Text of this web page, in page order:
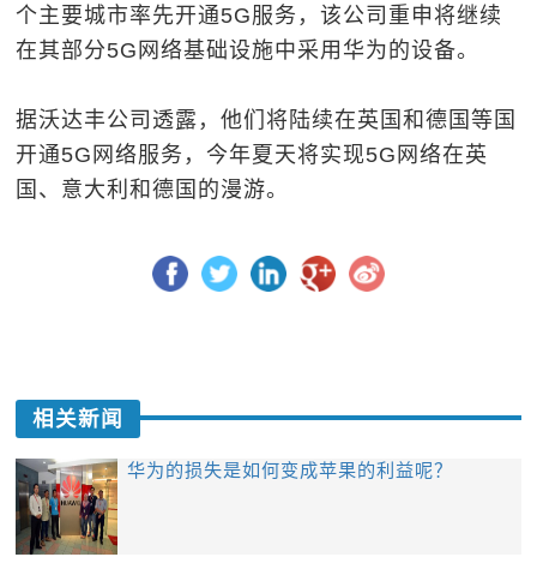
个主要城市率先开通5G服务，该公司重申将继续
在其部分5G网络基础设施中采用华为的设备。
据沃达丰公司透露，他们将陆续在英国和德国等国
开通5G网络服务，今年夏天将实现5G网络在英
国、意大利和德国的漫游。
相关新闻
华为的损失是如何变成苹果的利益呢？